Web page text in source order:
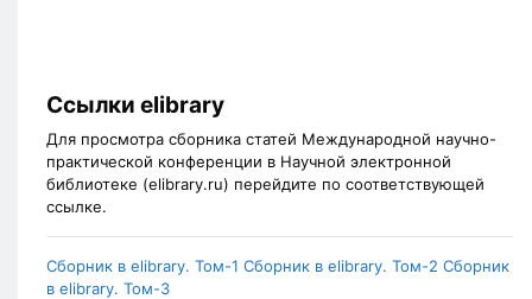
Ссылки elibrary
Для просмотра сборника статей Международной научно-
практической конференции в Научной электронной
библиотеке (elibrary.ru) перейдите по соответствующей
ссылке.
Сборник в elibrary. Том-1 Сборник в elibrary. Том-2 Сборник
в elibrary. Том-3